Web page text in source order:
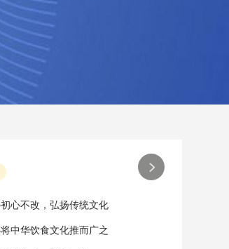
心不改，弘扬传统文化
中华饮食文化推而广之